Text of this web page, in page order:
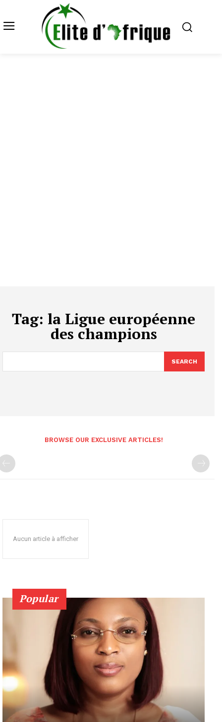
Tag: la Ligue européenne
des champions
SEARCH
BROWSE OUR EXCLUSIVE ARTICLES!
Aucun article à afficher
Popular